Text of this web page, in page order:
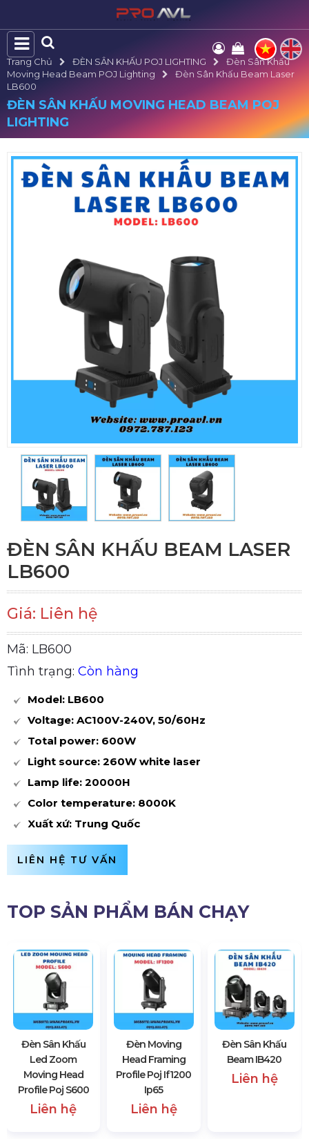
Trang Chủ ĐÈN SÂN KHẤU POJ LIGHTING
Đèn Sân Khấu
Moving Head Beam POJ Lighting
Đèn Sân Khấu Beam Laser
LB600
ĐÈN SÂN KHẤU MOVING HEAD BEAM POJ
LIGHTING
ĐÈN SÂN KHẤU BEAM LASER
LB600
Giá: Liên hệ
Mã: LB600
Tình trạng: Còn hàng
Model: LB600
Voltage: AC100V-240V, 50/60Hz
Total power: 600W
Light source: 260W white laser
Lamp life: 20000H
Color temperature: 8000K
Xuất xứ: Trung Quốc
LIÊN HỆ TƯ VẤN
TOP SẢN PHẨM BÁN CHẠY
Đèn Sân Khấu
Led Zoom
Moving Head
Profile Poj S600
Liên hệ
Đèn Moving
Head Framing
Profile Poj If1200
Ip65
Liên hệ
Đèn Sân Khấu
Beam IB420
Liên hệ